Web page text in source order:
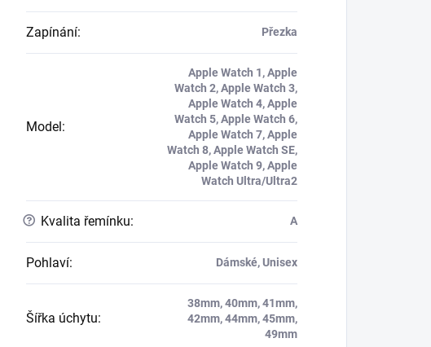
Zapínání: Přezka
Model:
Apple Watch 1, Apple
Watch 2, Apple Watch 3,
Apple Watch 4, Apple
Watch 5, Apple Watch 6,
Apple Watch 7, Apple
Watch 8, Apple Watch SE,
Apple Watch 9, Apple
Watch Ultra/Ultra2
? Kvalita řemínku: A
Pohlaví: Dámské, Unisex
Šířka úchytu:
38mm, 40mm, 41mm,
42mm, 44mm, 45mm,
49mm